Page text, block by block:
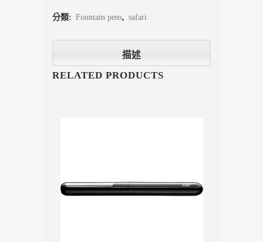
分類: Fountain pens, safari
描述
RELATED PRODUCTS